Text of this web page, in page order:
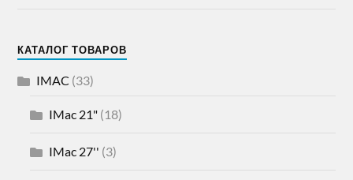
КАТАЛОГ ТОВАРОВ
IMAC (33)
IMac 21" (18)
IMac 27'' (3)